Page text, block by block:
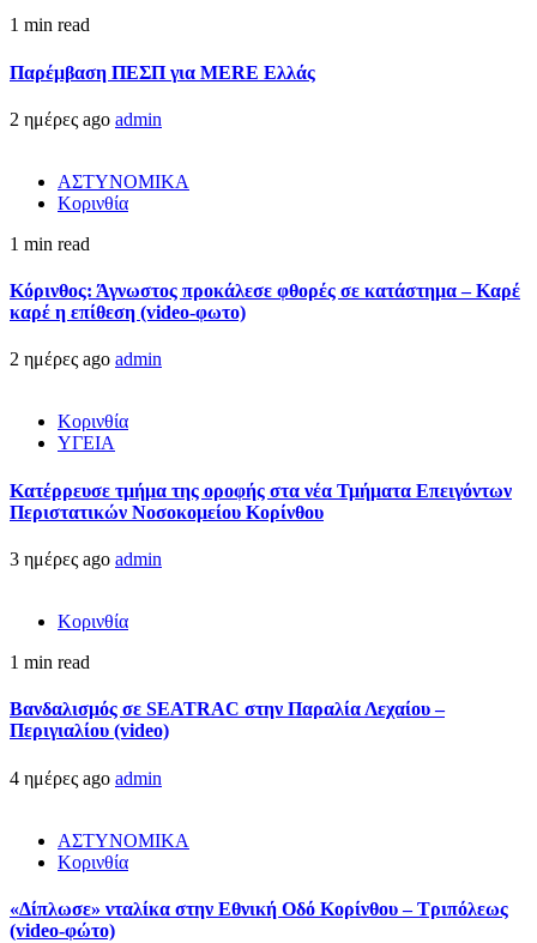
1 min read
Παρέμβαση ΠΕΣΠ για MERE Ελλάς
2 ημέρες ago admin
ΑΣΤΥΝΟΜΙΚΑ
Κορινθία
1 min read
Κόρινθος: Άγνωστος προκάλεσε φθορές σε κατάστημα – Καρέ
καρέ η επίθεση (video-φωτο)
2 ημέρες ago admin
Κορινθία
ΥΓΕΙΑ
Kατέρρευσε τμήμα της οροφής στα νέα Τμήματα Επειγόντων
Περιστατικών Νοσοκομείου Κορίνθου
3 ημέρες ago admin
Κορινθία
1 min read
Βανδαλισμός σε SEATRAC στην Παραλία Λεχαίου –
Περιγιαλίου (video)
4 ημέρες ago admin
ΑΣΤΥΝΟΜΙΚΑ
Κορινθία
«Δίπλωσε» νταλίκα στην Εθνική Oδό Κορίνθου – Τριπόλεως
(video-φώτο)